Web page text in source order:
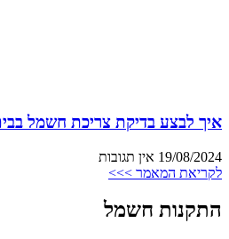
איך לבצע בדיקת צריכת חשמל
19/08/2024 אין תגובות
לקריאת המאמר >>>
התקנות חשמל